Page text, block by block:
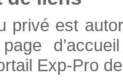
privé est
Exp-Pro